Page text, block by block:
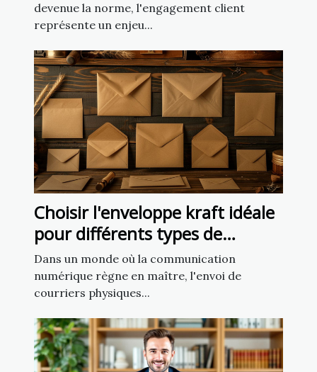
devenue la norme, l'engagement client
représente un enjeu...
Choisir l'enveloppe kraft idéale
pour différents types de
courriers
Dans un monde où la communication
numérique règne en maître, l'envoi de
courriers physiques...